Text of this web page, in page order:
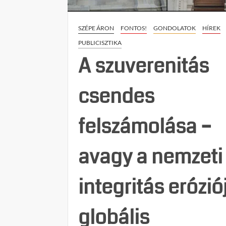
SZÉPE ÁRON FONTOS! GONDOLATOK
HÍREK
PUBLICISZTIKA
A szuverenitás
csendes
felszámolása –
avagy a nemzeti
integritás
globális